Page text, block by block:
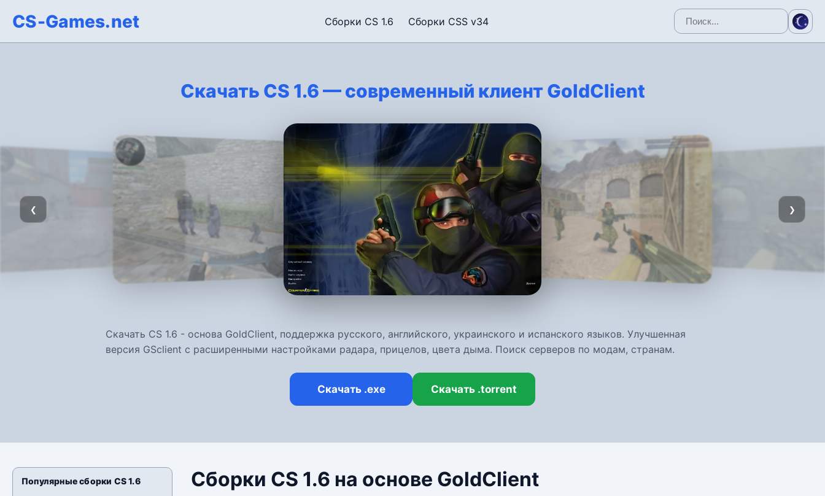
CS-Games.net Сборки CS 1.6 Сборки CSS v34
Скачать CS 1.6 — современный клиент GoldClient
❮ ❯
Скачать CS 1.6 - основа GoldClient, поддержка русского, английского, украинского и испанского языков. Улучшенная
версия GSclient с расширенными настройками радара, прицелов, цвета дыма. Поиск серверов по модам, странам.
Скачать .exe Скачать .torrent
Популярные сборки CS 1.6 Сборки CS 1.6 на основе GoldClient